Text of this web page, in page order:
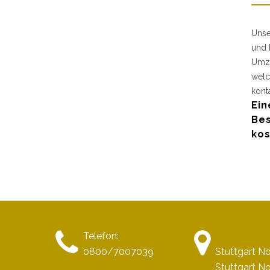
und
Telefon:
0800/7007039
Stuttgart
Stuttgart